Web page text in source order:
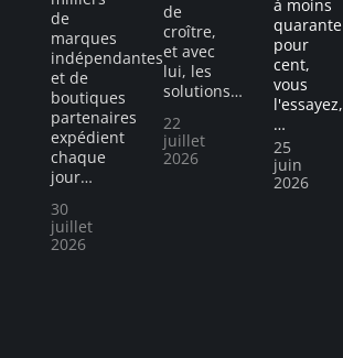
de
marques
indépendantes
et de
boutiques
partenaires
expédient
chaque
jour…
30
juillet
2026
de
croître,
et avec
lui, les
solutions…
22
juillet
2026
à moins
quarante
pour
cent,
vous
l'essayez,
…
25
juin
2026